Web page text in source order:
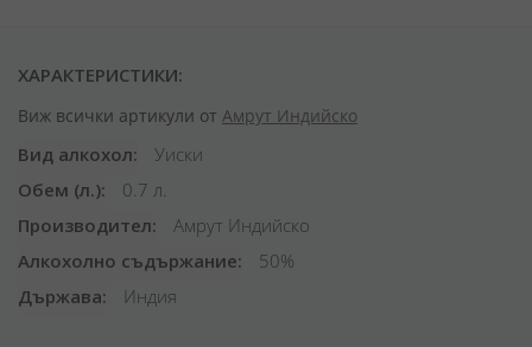
ХАРАКТЕРИСТИКИ:
Виж всички артикули от Амрут Индийско
Вид алкохол
Уиски
Обем (л.)
0.7 л.
Производител
Амрут Индийско
Алкохолно съдържание
50%
Държава
Индия